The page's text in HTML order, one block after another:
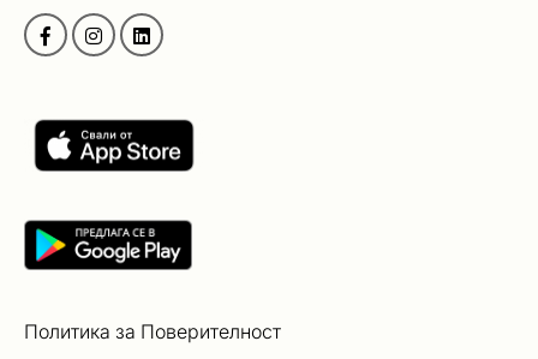
Политика за Поверителност